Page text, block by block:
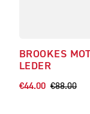
BROOKES
LEDER
€44.00 €88.00